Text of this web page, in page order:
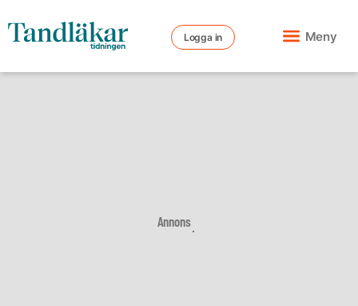
Logga in Meny
Annons